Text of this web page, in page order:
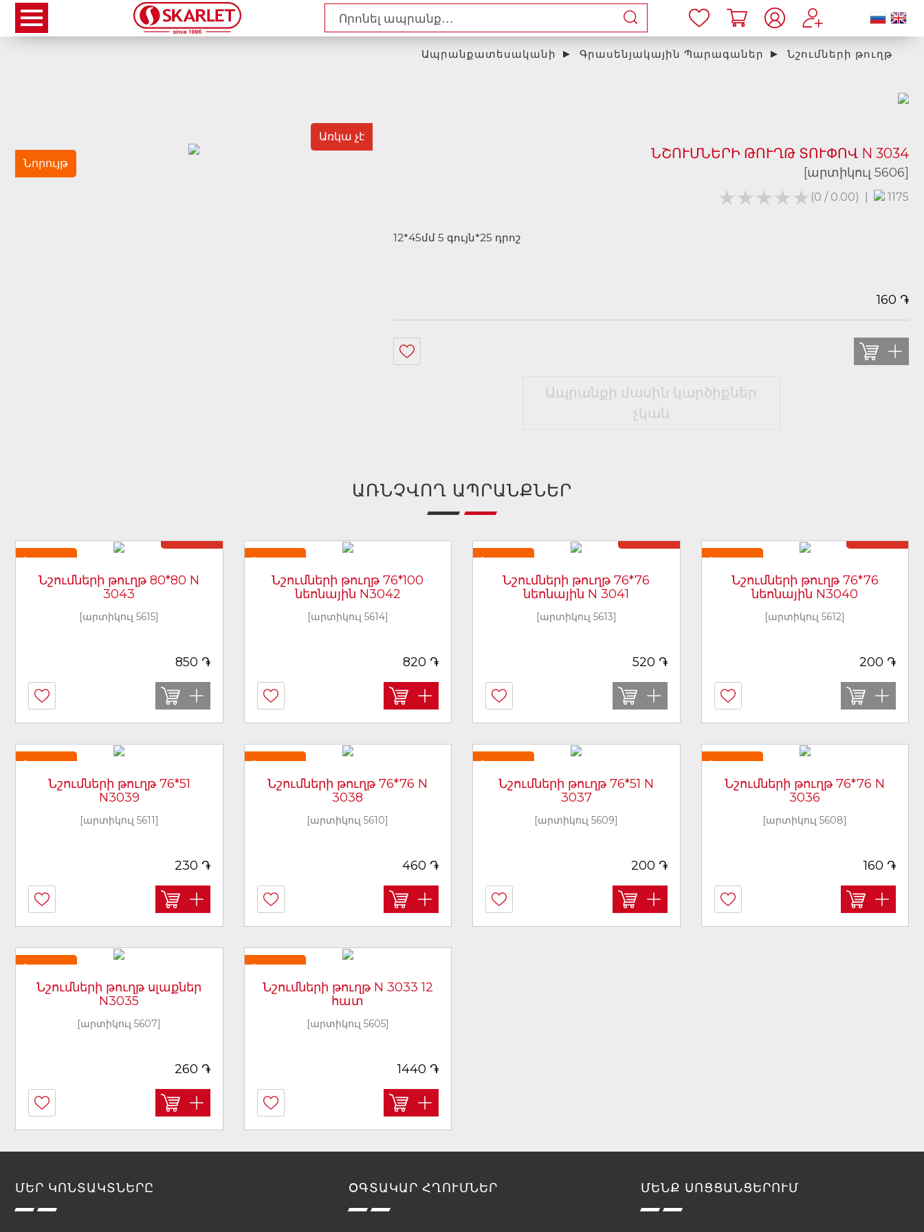
Ապրանքատեսականի Գրասենյակային Պարագաներ Նշումների թուղթ
Նորույթ
Առկա չէ
ՆՇՈՒՄՆԵՐԻ ԹՈՒՂԹ ՏՈՒՓՈՎ N 3034
[արտիկուլ 5606]
★★★★★
★★★★★ (0 / 0.00) 1175
12*45մմ 5 գույն*25 դրոշ
160 ֏
Ապրանքի մասին կարծիքներ
չկան
ԱՌՆՉՎՈՂ ԱՊՐԱՆՔՆԵՐ
Նորույթ
Նշումների թուղթ 80*80 N
3043
[արտիկուլ 5615]
850 ֏
Նորույթ
Նշումների թուղթ 76*100
նեոնային N3042
[արտիկուլ 5614]
820 ֏
Նորույթ
Նշումների թուղթ 76*76
նեոնային N 3041
[արտիկուլ 5613]
520 ֏
Նորույթ
Նշումների թուղթ 76*76
նեոնային N3040
[արտիկուլ 5612]
200 ֏
Նորույթ
Նշումների թուղթ 76*51
N3039
[արտիկուլ 5611]
230 ֏
Նորույթ
Նշումների թուղթ 76*76 N
3038
[արտիկուլ 5610]
460 ֏
Նորույթ
Նշումների թուղթ 76*51 N
3037
[արտիկուլ 5609]
200 ֏
Նորույթ
Նշումների թուղթ 76*76 N
3036
[արտիկուլ 5608]
160 ֏
Նորույթ
Նշումների թուղթ սլաքներ
N3035
[արտիկուլ 5607]
260 ֏
Նորույթ
Նշումների թուղթ N 3033 12
հատ
[արտիկուլ 5605]
1440 ֏
ՄԵՐ ԿՈՆՏԱԿՏՆԵՐԸ ՕԳՏԱԿԱՐ ՀՂՈՒՄՆԵՐ ՄԵՆՔ ՍՈՑՑԱՆՑԵՐՈՒՄ